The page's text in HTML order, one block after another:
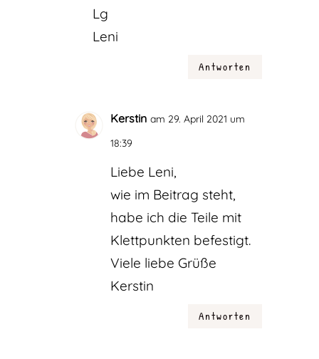
Lg
Leni
Antworten
Kerstin am 29. April 2021 um
18:39
Liebe Leni,
wie im Beitrag steht,
habe ich die Teile mit
Klettpunkten befestigt.
Viele liebe Grüße
Kerstin
Antworten